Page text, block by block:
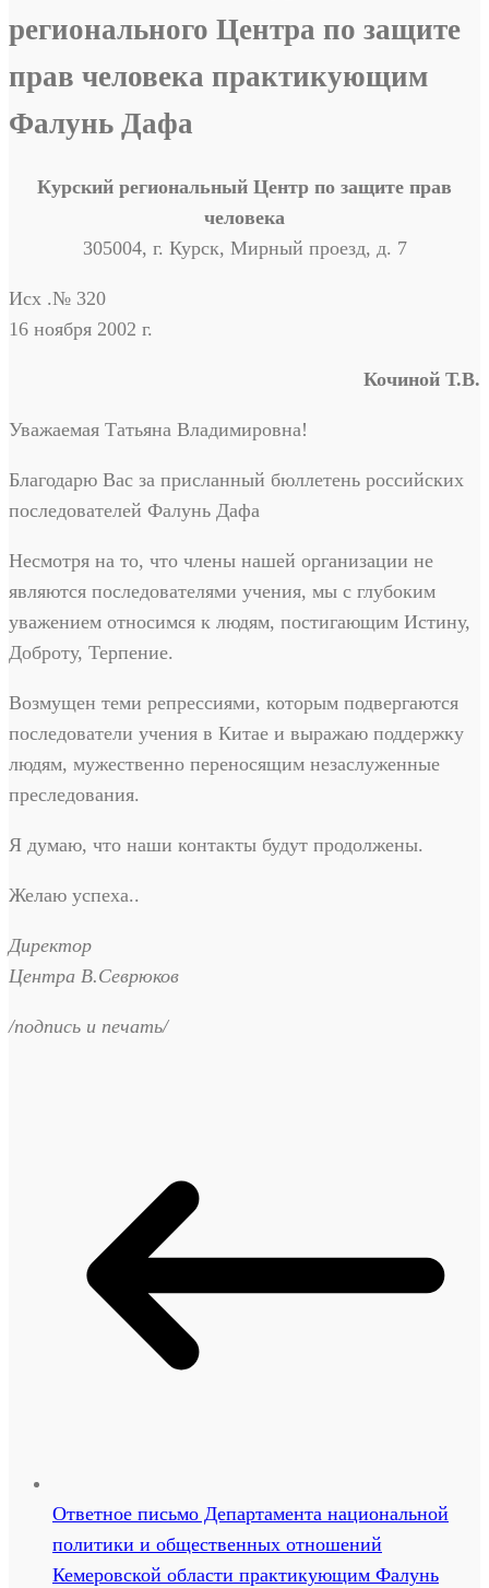
регионального Центра по защите
прав человека практикующим
Фалунь Дафа
Курский региональный Центр по защите прав
человека
305004, г. Курск, Мирный проезд, д. 7
Исх .№ 320
16 ноября 2002 г.
Кочиной Т.В.
Уважаемая Татьяна Владимировна!
Благодарю Вас за присланный бюллетень российских
последователей Фалунь Дафа
Несмотря на то, что члены нашей организации не
являются последователями учения, мы с глубоким
уважением относимся к людям, постигающим Истину,
Доброту, Терпение.
Возмущен теми репрессиями, которым подвергаются
последователи учения в Китае и выражаю поддержку
людям, мужественно переносящим незаслуженные
преследования.
Я думаю, что наши контакты будут продолжены.
Желаю успеха..
Директор
Центра В.Севрюков
/подпись и печать/
Ответное письмо Департамента национальной
политики и общественных отношений
Кемеровской области практикующим Фалунь